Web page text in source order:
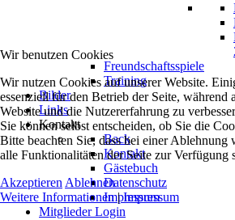
Freundschaftsspiele
Training
Bilder
Links
Kontakt
Back
Kontakt
Gästebuch
Datenschutz
Impressum
Mitglieder Login
Wir benutzen Cookies
Wir nutzen Cookies auf unserer Website.
essenziell für den Betrieb der Seite, während
Website und die Nutzererfahrung zu
Sie können selbst entscheiden, ob Sie die
Bitte beachten Sie, dass bei einer
alle Funktionalitäten der Seite zur Verfügung
Akzeptieren Ablehnen
Weitere Informationen|Impressum